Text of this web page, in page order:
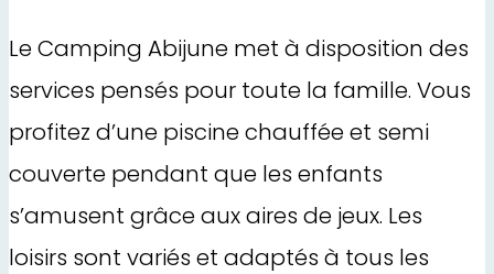
Le Camping Abijune met à disposition des
services pensés pour toute la famille. Vous
profitez d’une piscine chauffée et semi
couverte pendant que les enfants
s’amusent grâce aux aires de jeux. Les
loisirs sont variés et adaptés à tous les